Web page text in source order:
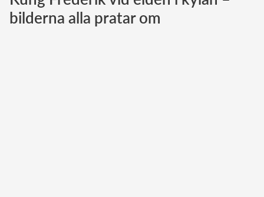
Norska kungahuset
bilderna alla pratar om